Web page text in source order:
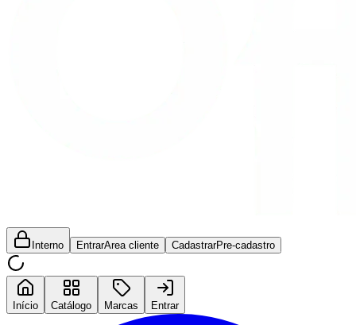
Interno EntrarArea cliente CadastrarPre-cadastro
Início Catálogo Marcas Entrar